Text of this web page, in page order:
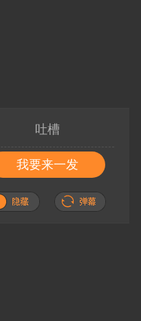
吐槽
我要来一发